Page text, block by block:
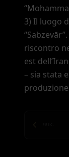
3) Il luogo
“Sabzevār”
riscontro
est
– sia stata